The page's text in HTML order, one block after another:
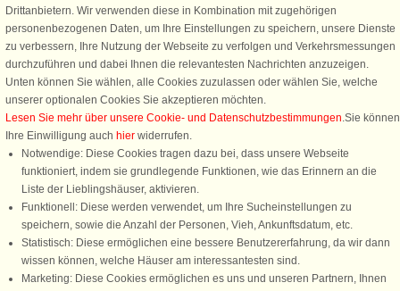
Rufen Sie an, um zu buchen
Erhalten Sie einenWillkommensgutschein von 25 € für Ihren nächsten
Ferienhausurlaub - melden Sie sich einfach für den DanCenter Newsletter
an. Verpassen Sie nie wieder exklusive Angebote, Gewinnspiele und
Urlaubstipps!
Newsletter abonnieren
Drittanbietern. Wir verwenden diese in Kombination mit zugehörigen
personenbezogenen Daten, um Ihre Einstellungen zu speichern, unsere Dienste
zu verbessern, Ihre Nutzung der Webseite zu verfolgen und Verkehrsmessungen
durchzuführen und dabei Ihnen die relevantesten Nachrichten anzuzeigen.
Unten können Sie wählen, alle Cookies zuzulassen oder wählen Sie, welche
unserer optionalen Cookies Sie akzeptieren möchten.
Lesen Sie mehr über unsere Cookie- und Datenschutzbestimmungen.Sie können
Ihre Einwilligung auch hier widerrufen.
Notwendige: Diese Cookies tragen dazu bei, dass unsere Webseite
funktioniert, indem sie grundlegende Funktionen, wie das Erinnern an die
Liste der Lieblingshäuser, aktivieren.
Funktionell: Diese werden verwendet, um Ihre Sucheinstellungen zu
speichern, sowie die Anzahl der Personen, Vieh, Ankunftsdatum, etc.
Statistisch: Diese ermöglichen eine bessere Benutzererfahrung, da wir dann
wissen können, welche Häuser am interessantesten sind.
Marketing: Diese Cookies ermöglichen es uns und unseren Partnern, Ihnen